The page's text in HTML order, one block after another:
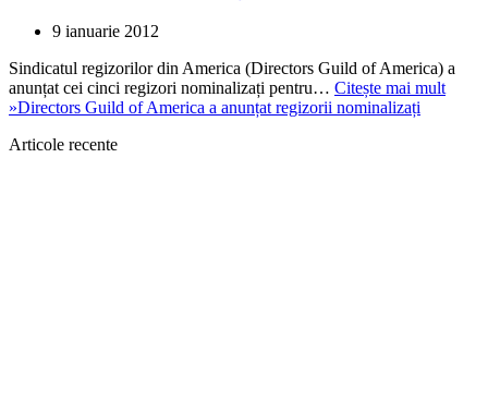
9 ianuarie 2012
Sindicatul regizorilor din America (Directors Guild of America) a
anunțat cei cinci regizori nominalizați pentru… Citește mai mult
»Directors Guild of America a anunțat regizorii nominalizați
Articole recente